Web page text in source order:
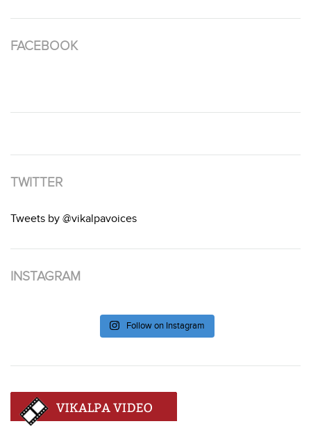
FACEBOOK
TWITTER
Tweets by @vikalpavoices
INSTAGRAM
Follow on Instagram